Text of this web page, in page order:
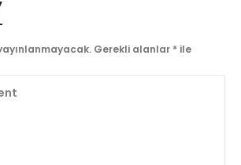
Gerekli alanlar * ile